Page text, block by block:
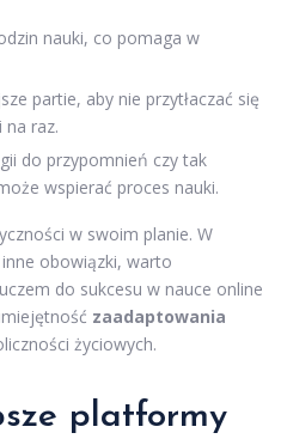
nauki, co pomaga w
partie, aby nie przytłaczać się
raz.
do przypomnień czy tak
wspierać proces nauki.
w swoim planie. W
obowiązki, warto
do sukcesu w nauce online
zaadaptowania
życiowych.
platformy